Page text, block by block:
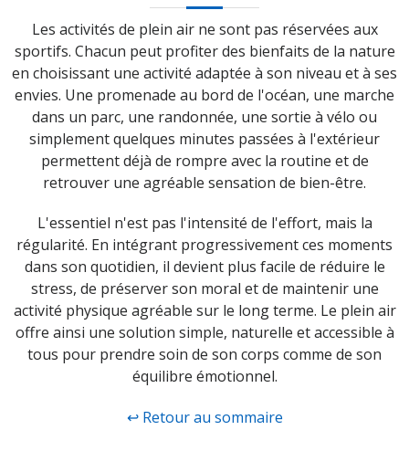
Les activités de plein air ne sont pas réservées aux
sportifs. Chacun peut profiter des bienfaits de la nature
en choisissant une activité adaptée à son niveau et à ses
envies. Une promenade au bord de l'océan, une marche
dans un parc, une randonnée, une sortie à vélo ou
simplement quelques minutes passées à l'extérieur
permettent déjà de rompre avec la routine et de
retrouver une agréable sensation de bien-être.
L'essentiel n'est pas l'intensité de l'effort, mais la
régularité. En intégrant progressivement ces moments
dans son quotidien, il devient plus facile de réduire le
stress, de préserver son moral et de maintenir une
activité physique agréable sur le long terme. Le plein air
offre ainsi une solution simple, naturelle et accessible à
tous pour prendre soin de son corps comme de son
équilibre émotionnel.
↩ Retour au sommaire